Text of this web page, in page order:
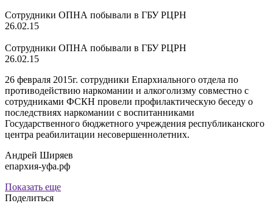
Сотрудники ОПНА побывали в ГБУ РЦРН
26.02.15
Сотрудники ОПНА побывали в ГБУ РЦРН
26.02.15
26 февраля 2015г. сотрудники Епархиального отдела по
противодействию наркомании и алкоголизму совместно с
сотрудниками ФСКН провели профилактическую беседу о
последствиях наркомании с воспитанниками
Государственного бюджетного учреждения республиканского
центра реабилитации несовершеннолетних.
Андрей Ширяев
епархия-уфа.рф
Показать еще
Поделиться